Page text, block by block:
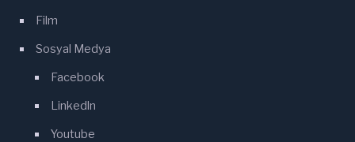
Film
Sosyal Medya
Facebook
Linkedln
Youtube